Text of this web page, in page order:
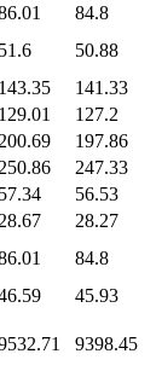
84.8
51.6
50.88
143.35
141.33
129.01
127.2
200.69
197.86
250.86
247.33
57.34
56.53
28.67
28.27
84.8
45.93
9398.45